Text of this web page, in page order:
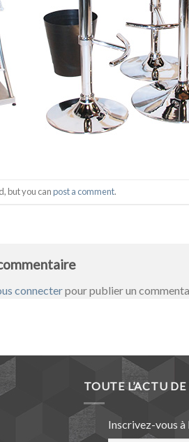
but you canpost a comment.
connecterpour publier un
TOUTE L’ACTU
Inscrivez-vous